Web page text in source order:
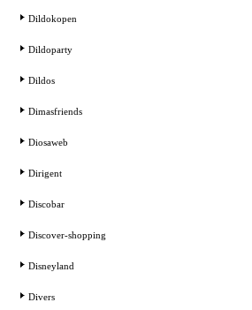
Dildokopen
Dildoparty
Dildos
Dimasfriends
Diosaweb
Dirigent
Discobar
Discover-shopping
Disneyland
Divers